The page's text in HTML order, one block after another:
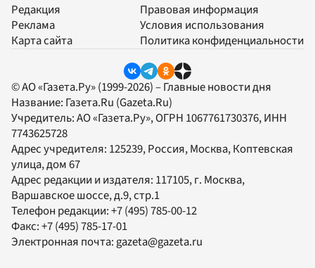
Редакция
Реклама
Карта сайта
Правовая информация
Условия использования
Политика конфиденциальности
© АО «Газета.Ру» (1999-2026) – Главные новости дня
Название: Газета.Ru (Gazeta.Ru)
Учредитель:АО «Газета.Ру», ОГРН 1067761730376, ИНН
7743625728
Адрес учредителя: 125239, Россия, Москва, Коптевская
улица, дом 67
Адрес редакции и издателя: 117105, г. Москва,
Варшавское шоссе, д.9, стр.1
Телефон редакции:+7 (495) 785-00-12
Факс:+7 (495) 785-17-01
Электронная почта: gazeta@gazeta.ru